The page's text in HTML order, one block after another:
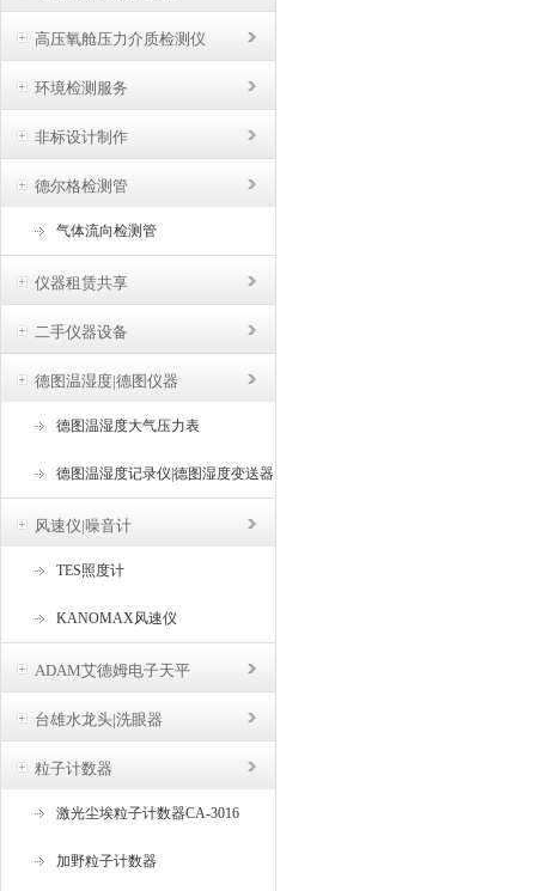
高压氧舱压力介质检测仪
环境检测服务
非标设计制作
德尔格检测管
气体流向检测管
仪器租赁共享
二手仪器设备
德图温湿度|德图仪器
德图温湿度大气压力表
德图温湿度记录仪|德图湿度变送器
风速仪|噪音计
TES照度计
KANOMAX风速仪
ADAM艾德姆电子天平
台雄水龙头|洗眼器
粒子计数器
激光尘埃粒子计数器CA-3016
加野粒子计数器